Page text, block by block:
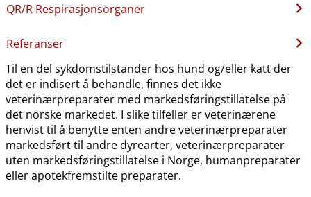
QR​/​R Respirasjonsorganer
Referanser
Til en del sykdomstilstander hos hund og​/​eller katt der
det er indisert å behandle, finnes det ikke
veterinærpreparater med markedsføringstillatelse på
det norske markedet. I slike tilfeller er veterinærene
henvist til å benytte enten andre veterinærpreparater
markedsført til andre dyrearter, veterinærpreparater
uten markedsføringstillatelse i Norge, humanpreparater
eller apotekfremstilte preparater.